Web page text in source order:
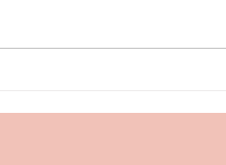
biberón